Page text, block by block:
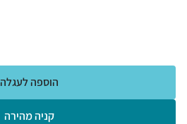
קניה מהירה
הוספה לעגלה